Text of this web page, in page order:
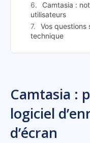
Camtasia :
utilisateurs
Vos questions
technique
Camtasia :
logiciel
d’écran